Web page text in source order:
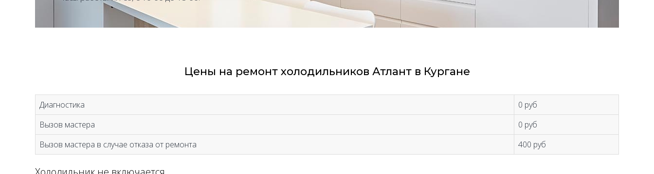
Цены на ремонт холодильников Атлант в Кургане
Диагностика
0 руб
Вызов мастера
0 руб
Вызов мастера в случае отказа от ремонта
400 руб